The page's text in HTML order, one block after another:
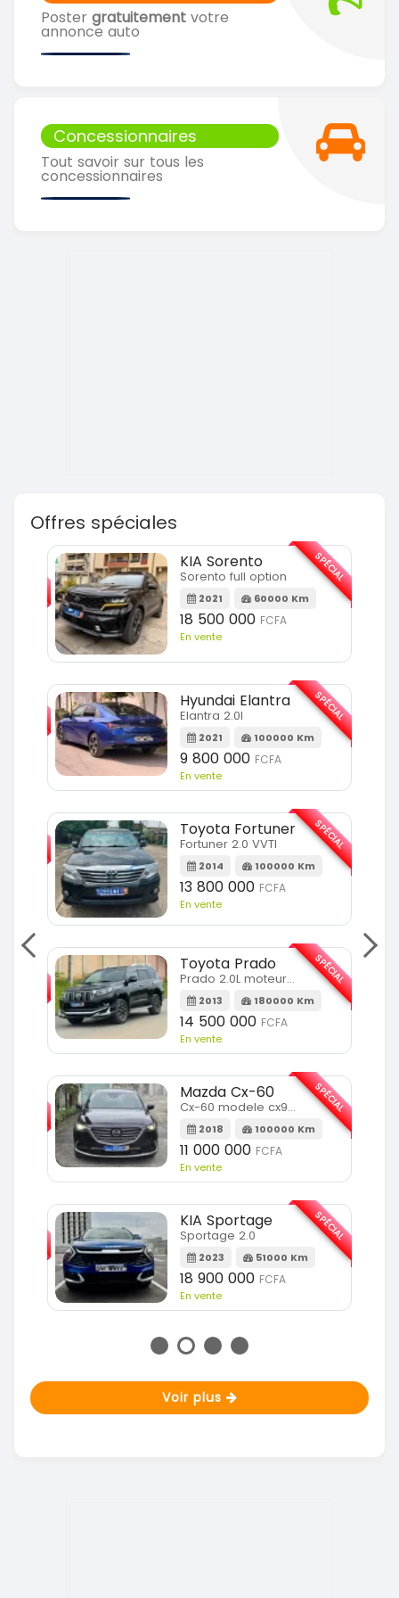
Poster gratuitement votre
annonce auto
Concessionnaires
Tout savoir sur tous les
concessionnaires
Offres spéciales
SPÉCIAL
KIA Sorento
Sorento full option
2021 60000 Km
18 500 000 FCFA
En vente
SPÉCIAL
Hyundai Elantra
Elantra 2.0l
2021 100000 Km
9 800 000 FCFA
En vente
SPÉCIAL
Toyota Fortuner
Fortuner 2.0 VVTI
2014 100000 Km
13 800 000 FCFA
En vente
SPÉCIAL
Toyota Prado
Prado 2.0L moteur d4d
2013 180000 Km
14 500 000 FCFA
En vente
SPÉCIAL
Mazda Cx-60
Cx-60 modele cx9 full option
2018 100000 Km
11 000 000 FCFA
En vente
SPÉCIAL
KIA Sportage
Sportage 2.0
2023 51000 Km
18 900 000 FCFA
En vente
SPÉCIAL
Voir plus